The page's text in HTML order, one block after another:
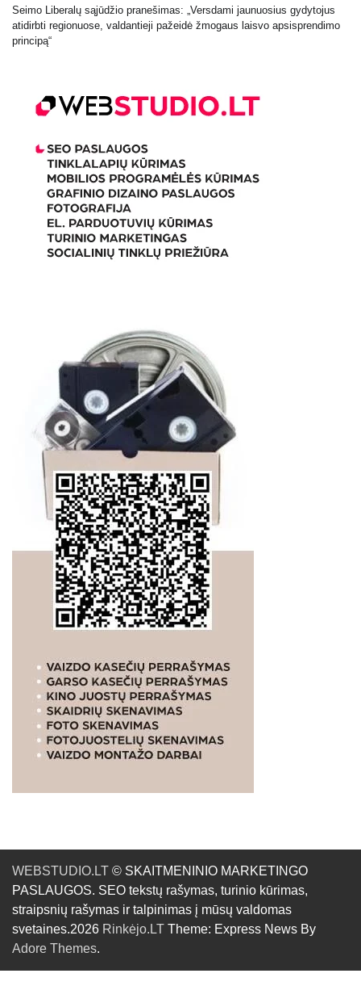
Seimo Liberalų sąjūdžio pranešimas: „Versdami jaunuosius gydytojus
atidirbti regionuose, valdantieji pažeidė žmogaus laisvo apsisprendimo
principą“
WEBSTUDIO.LT © SKAITMENINIO MARKETINGO
PASLAUGOS. SEO tekstų rašymas, turinio kūrimas,
straipsnių rašymas ir talpinimas į mūsų valdomas
svetaines.2026 Rinkėjo.LT Theme: Express News By
Adore Themes.